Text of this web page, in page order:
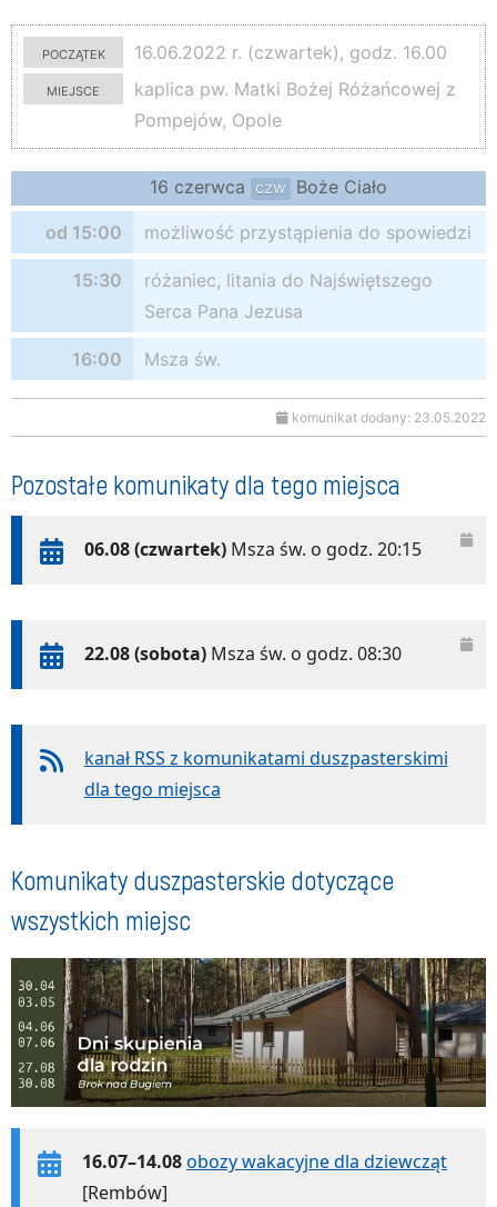
początek
16.06.2022 r. (czwartek), godz. 16.00
miejsce
kaplica pw. Matki Bożej Różańcowej z
Pompejów, Opole
16 czerwca czw Boże Ciało
od 15:00 możliwość przystąpienia do spowiedzi
15:30
różaniec, litania do Najświętszego
Serca Pana Jezusa
16:00 Msza św.
komunikat dodany: 23.05.2022
Pozostałe komunikaty dla tego miejsca
06.08 (czwartek)Msza św. o godz. 20:15
22.08 (sobota)Msza św. o godz. 08:30
kanał RSS z komunikatami duszpasterskimi
dla tego miejsca
Komunikaty duszpasterskie dotyczące
wszystkich miejsc
16.07–14.08obozy wakacyjne dla dziewcząt
[Rembów]